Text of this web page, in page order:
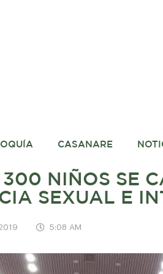
CASANARE
300 NIÑOS SE
SEXUAL E
5:08 AM